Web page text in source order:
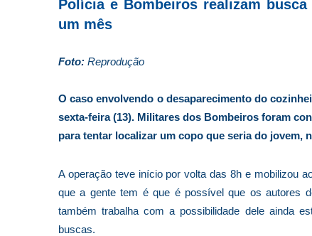
Polícia e Bombeiros realizam
um mês
Foto: Reprodução
O caso envolvendo o desaparecimento do
sexta-feira (13). Militares dos Bombeiros foram
para tentar localizar um copo que seria do jovem,
A operação teve início por volta das 8h e mobilizou
que a gente tem é que é possível que os autores
também trabalha com a possibilidade dele ainda
buscas.